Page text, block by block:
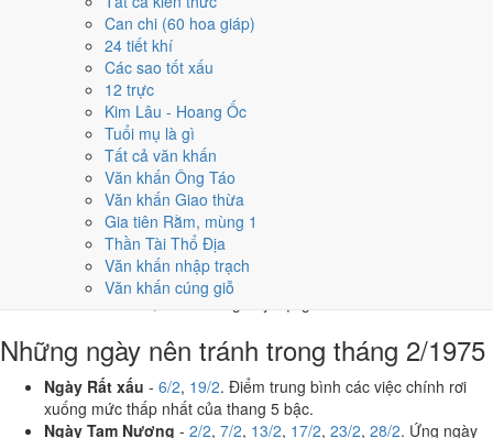
Can chi (60 hoa giáp)
24 tiết khí
Các sao tốt xấu
12 trực
Kim Lâu - Hoang Ốc
Tuổi mụ là gì
Tất cả văn khấn
Văn khấn Ông Táo
Văn khấn Giao thừa
Gia tiên Rằm, mùng 1
Thần Tài Thổ Địa
Văn khấn nhập trạch
Văn khấn cúng giỗ
CN · 13/1 âm
Canh Tý
★★★★★ 9/10
Điểm chấm từ Trực, sao Nhị Thập Bát Tú, Hoàng Đạo - Hắc Đạo và
ngày cấm kỵ của riêng việc này
Tháng 2/1975 có ngày nào nên
tránh, lỡ kẹt thì xử lý sao?
Tháng 2/1975 có2 ngày Rất xấurơi vào
ngày Tam Nương. Đây là nhóm chồng nhiều yếu tố xấu cùng lúc.
Nên tránh khi cưới hỏi, khai trương hay động thổ.
Những ngày nên tránh trong tháng 2/1975
Ngày Rất xấu - 6/2, 19/2. Điểm trung bình các việc chính rơi
xuống mức thấp nhất của thang 5 bậc.
Ngày Tam Nương - 2/2, 7/2, 13/2, 17/2, 23/2, 28/2. Ứng ngày